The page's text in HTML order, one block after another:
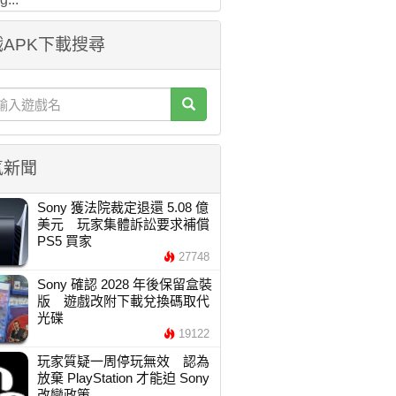
下載搜尋
聞
Sony 獲法院裁定退還 5.08 億
美元 玩家集體訴訟要求補償
PS5 買家
27748
Sony 確認 2028 年後保留盒裝
版 遊戲改附下載兌換碼取代
光碟
19122
玩家質疑一周停玩無效 認為
放棄 PlayStation 才能迫 Sony